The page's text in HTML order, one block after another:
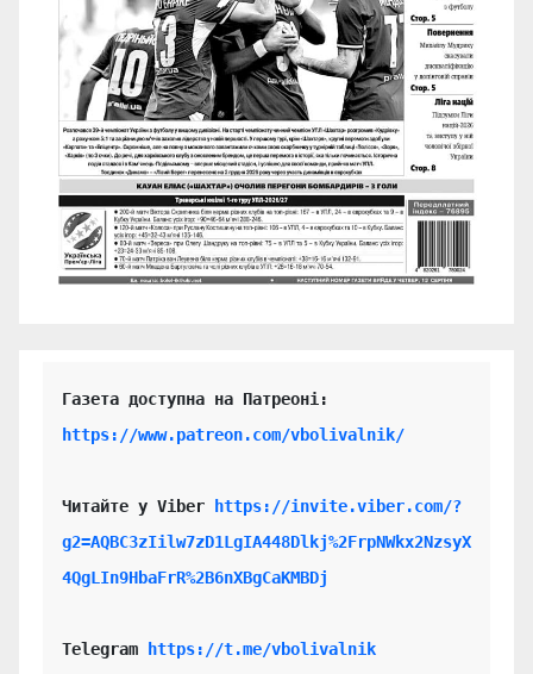
https://www.patreon.com/vbolivalnik/
Читайте у Viber
https://invite.viber.com/?
g2=AQBC3zIilw7zD1LgIA448Dlkj%2FrpNWkx2NzsyX
4QgLIn9HbaFrR%2B6nXBgCaKMBDj
Telegram https://t.me/vbolivalnik